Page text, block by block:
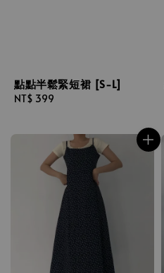
點點半鬆緊短裙 [S-L]
Regular
NT$ 399